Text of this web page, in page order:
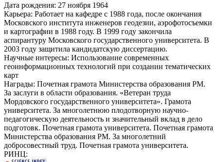
Дата рождения: 27 ноября 1964
Карьера: Работает на кафедре с 1988 года, после окончания
Московского института инженеров геодезии, аэрофотосъемки
и картографии в 1988 году. В 1999 году закончила
аспирантуру Московского государственного университета. В
2003 году защитила кандидатскую диссертацию.
Научные интересы: Использование современных
геоинформационных технологий при создании тематических
карт
Награды: Почетная грамота Министерства образования РМ.
За заслуги в области образования. «Ветеран труда
Мордовского государственного университета». Грамота
университета. За многолетнюю плодотворную научно-
педагогическую деятельность и значительный вклад в дело
подготовк. Почетная грамота университета. Почетная грамота
Министерства образования РМ. За многолетний
добросовестный труд. Почетная грамота университета.
РИНЦ: